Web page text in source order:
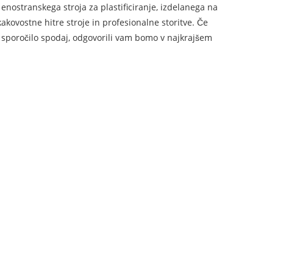
stroja za plastificiranje, izdelanega na
hitre stroje in profesionalne storitve. Če
spodaj, odgovorili vam bomo v najkrajšem